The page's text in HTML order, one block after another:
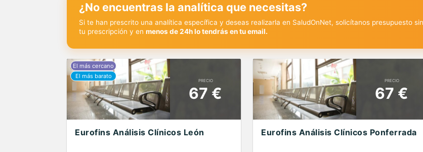
¿No encuentras la analítica que necesitas?
Si te han prescrito una analítica específica y deseas realizarla en SaludOnNet, solicítanos presupuesto
tu prescripción y en menos de 24h lo tendrás en tu email.
PRECIO
67 €
Eurofins Análisis Clínicos León
PRECIO
67 €
Eurofins Análisis Clínicos Ponferrada